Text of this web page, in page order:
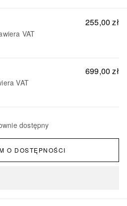
255,00 zł
VAT
699,00 zł
VAT
dostępny
O DOSTĘPNOŚCI